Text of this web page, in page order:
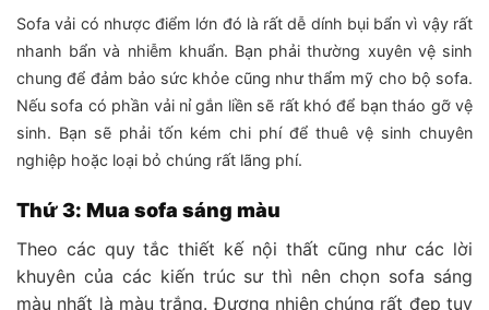
Sofa vải có nhược điểm lớn đó là rất dễ dính bụi bẩn vì vậy rất
nhanh bẩn và nhiễm khuẩn. Bạn phải thường xuyên vệ sinh
chung để đảm bảo sức khỏe cũng như thẩm mỹ cho bộ sofa.
Nếu sofa có phần vải nỉ gắn liền sẽ rất khó để bạn tháo gỡ vệ
sinh. Bạn sẽ phải tốn kém chi phí để thuê vệ sinh chuyên
nghiệp hoặc loại bỏ chúng rất lãng phí.
Thứ 3: Mua sofa sáng màu
Theo các quy tắc thiết kế nội thất cũng như các lời
khuyên của các kiến trúc sư thì nên chọn sofa sáng
màu nhất là màu trắng. Đương nhiên chúng rất đẹp tuy